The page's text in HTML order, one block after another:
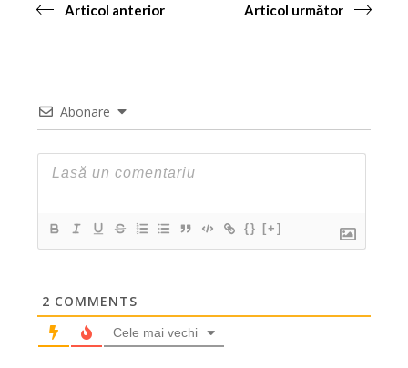
Articol anterior Articol următor
Abonare
{} [+]
2 COMMENTS
Cele mai vechi